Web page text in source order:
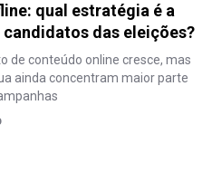
qual estratégia é a
das eleições?
de conteúdo online cresce, mas
ainda concentram maior parte